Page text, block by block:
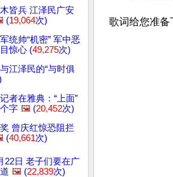
皆兵 江泽民广安
(19,064次)
统帅“机密” 军中恶
惊心 (49,275次)
江泽民的“与时俱
者在雅典：“上面”
字 🖼️ (20,452次)
曾庆红惊恐阻拦
(40,661次)
22日 老子们要在广
🖼️ (22,839次)
歌词给您准备